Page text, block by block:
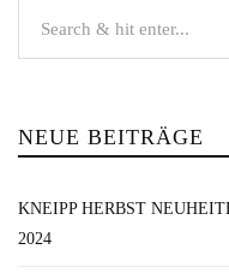
NEUE BEITRÄGE
KNEIPP HERBST
2024